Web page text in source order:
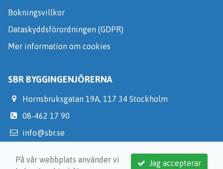
Bokningsvillkor
Dataskyddsförordningen (GDPR)
Mer information om cookies
SBR BYGGINGENJÖRERNA
Hornsbruksgatan 19A, 117 34 Stockholm
08-462 17 90
info@sbr.se
Jag accepterar
På vår webbplats använder vi